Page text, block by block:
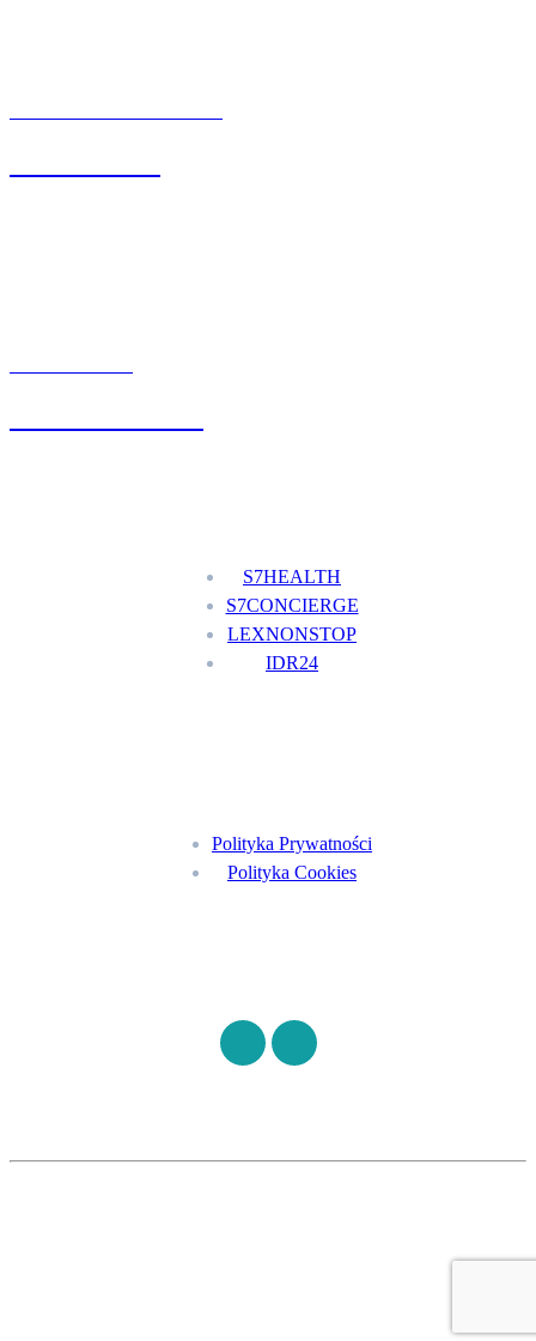
S7HEALTH
S7CONCIERGE
LEXNONSTOP
IDR24
Polityka Prywatności
Polityka Cookies